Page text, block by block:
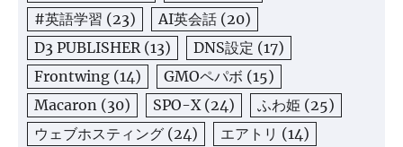
#英語学習 (23) AI英会話 (20)
D3 PUBLISHER (13) DNS設定 (17)
Frontwing (14) GMOペパボ (15)
Macaron (30) SPO-X (24) ふわ姫 (25)
ウェブホスティング (24) エアトリ (14)